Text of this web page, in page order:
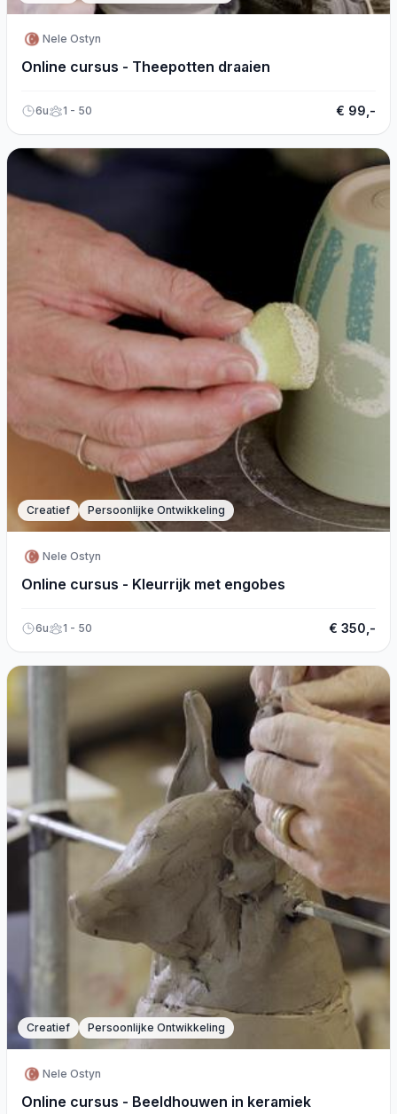
Nele Ostyn
Online cursus - Theepotten draaien
6u 1 - 50 € 99,-
Creatief Persoonlijke Ontwikkeling
Nele Ostyn
Online cursus - Kleurrijk met engobes
6u 1 - 50 € 350,-
Creatief Persoonlijke Ontwikkeling
Nele Ostyn
Online cursus - Beeldhouwen in keramiek